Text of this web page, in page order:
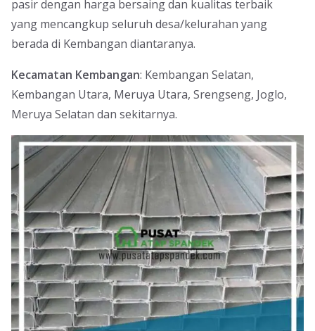
pasir dengan harga bersaing dan kualitas terbaik
yang mencangkup seluruh desa/kelurahan yang
berada di Kembangan diantaranya.
Kecamatan Kembangan: Kembangan Selatan,
Kembangan Utara, Meruya Utara, Srengseng, Joglo,
Meruya Selatan dan sekitarnya.